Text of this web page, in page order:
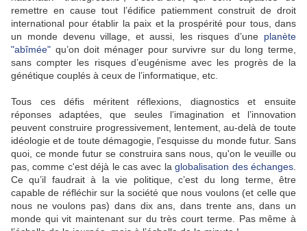
remettre en cause tout l’édifice patiemment construit de droit
international pour établir la paix et la prospérité pour tous, dans
un monde devenu village, et aussi, les risques d’une planète
"abîmée" qu’on doit ménager pour survivre sur du long terme,
sans compter les risques d’eugénisme avec les progrès de la
génétique couplés à ceux de l’informatique, etc.
Tous ces défis méritent réflexions, diagnostics et ensuite
réponses adaptées, que seules l’imagination et l’innovation
peuvent construire progressivement, lentement, au-delà de toute
idéologie et de toute démagogie, l'esquisse du monde futur. Sans
quoi, ce monde futur se construira sans nous, qu'on le veuille ou
pas, comme c'est déjà le cas avec laglobalisation des échanges
Ce qu’il faudrait à la vie politique, c’est du long terme, être
capable de réfléchir sur la société que nous voulons (et celle que
nous ne voulons pas) dans dix ans, dans trente ans, dans un
monde qui vit maintenant sur du très court terme. Pas même à